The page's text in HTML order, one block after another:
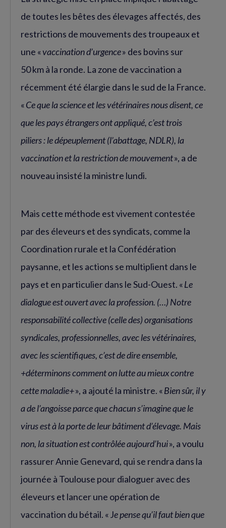
de toutes les bêtes des élevages affectés, des
restrictions de mouvements des troupeaux et
une «vaccination d’urgence» des bovins sur
50 km à la ronde. La zone de vaccination a
récemment été élargie dans le sud de la France.
«Ce que la science et les vétérinaires nous disent, ce
que les pays étrangers ont appliqué, c’est trois
piliers : le dépeuplement (l’abattage, NDLR), la
vaccination et la restriction de mouvement», a de
nouveau insisté la ministre lundi.
Mais cette méthode est vivement contestée
par des éleveurs et des syndicats, comme la
Coordination rurale et la Confédération
paysanne, et les actions se multiplient dans le
pays et en particulier dans le Sud-Ouest. «Le
dialogue est ouvert avec la profession. (…) Notre
responsabilité collective (celle des) organisations
syndicales, professionnelles, avec les vétérinaires,
avec les scientifiques, c’est de dire ensemble,
+déterminons comment on lutte au mieux contre
cette maladie+», a ajouté la ministre. «Bien sûr, il y
a de l’angoisse parce que chacun s’imagine que le
virus est à la porte de leur bâtiment d’élevage. Mais
non, la situation est contrôlée aujourd’hui», a voulu
rassurer Annie Genevard, qui se rendra dans la
journée à Toulouse pour dialoguer avec des
éleveurs et lancer une opération de
vaccination du bétail. « Je pense qu’il faut bien que